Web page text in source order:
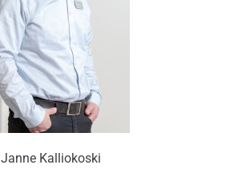
Janne Kalliokoski